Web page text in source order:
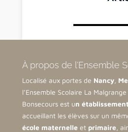
À propos de l’Ensemble
Localisé aux portes de Nancy,
l’Ensemble Scolaire La
Bonsecours est un
accueillant les élèves sur un
école maternelleet primaire,